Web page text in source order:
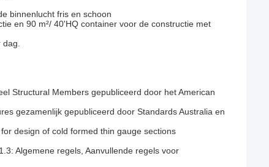
binnenlucht fris en schoon
en 90 m²/ 40'HQ container voor de constructie met
Structural Members gepubliceerd door het American
gezamenlijk gepubliceerd door Standards Australia en
design of cold formed thin gauge sections
Algemene regels, Aanvullende regels voor